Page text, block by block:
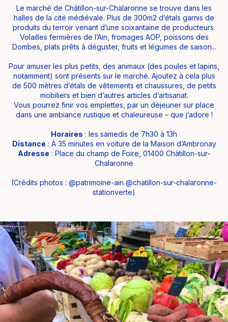
Le marché de Châtillon-sur-Chalaronne se trouve dans les
halles de la cité médiévale. Plus de 300m2 d’étals garnis de
produits du terroir venant d’une soixantaine de producteurs.
Volailles fermières de l’Ain, fromages AOP, poissons des
Dombes, plats prêts à déguster, fruits et légumes de saison...
Pour amuser les plus petits, des animaux (des poules et lapins,
notamment) sont présents sur le marché. Ajoutez à cela plus
de 500 mètres d’étals de vêtements et chaussures, de petits
mobiliers et bien d’autres articles d’artisanat.
Vous pourrez finir vos emplettes, par un déjeuner sur place
dans une ambiance rustique et chaleureuse – que j’adore !
Horaires : les samedis de 7h30 à 13h
Distance : À 35 minutes en voiture de la Maison d’Ambronay
Adresse : Place du champ de Foire, 01400 Châtillon-sur-
Chalaronne
(Crédits photos : @patrimoine-ain @chatillon-sur-chalaronne-
stationverte)